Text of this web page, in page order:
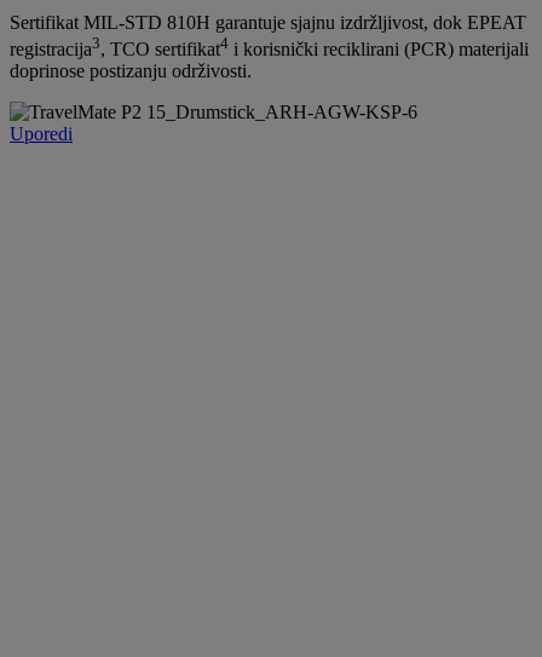
Sertifikat MIL-STD 810H garantuje sjajnu izdržljivost, dok EPEAT
registracija3, TCO sertifikat4 i korisnički reciklirani (PCR) materijali
doprinose postizanju održivosti.
Uporedi